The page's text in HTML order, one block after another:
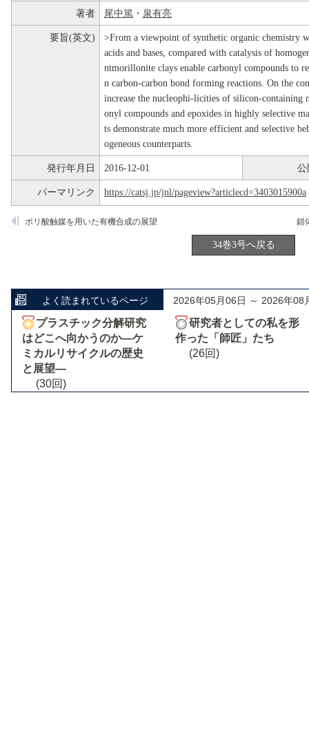
著者 尾中篤 ・ 泉有亮
要旨(英文)
>From a viewpoint of synthetic organic chemistry
acids and bases, compared with catalysis of
ntmorillonite clays enable carbonyl compounds to
n carbon-carbon bond forming reactions. On the
increase the nucleophi-licities of silicon-containing
onyl compounds and epoxides in highly selective
ts demonstrate much more efficient and selective
ogeneous counterparts.
発行年月日 2016-12-01 公
パーマリンク https://catsj.jp/jnl/pageview?articlecd=3403015900a
錯
ポリ酸触媒を用いた有機合成の展望
34巻3号へ戻る
よく読まれているページ 2026年05月06日 ～ 2026年08
プラスチック分解研究
はどこへ向かうのか―ケ
ミカルリサイクルの歴史
と展望―
(30回)
研究者としての私を形
作った「師匠」たち
(26回)